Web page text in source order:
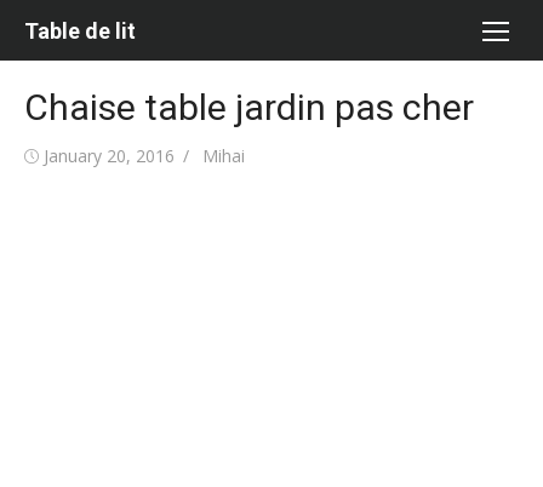
Table de lit
Chaise table jardin pas cher
Posted
January 20, 2016 Author
Mihai